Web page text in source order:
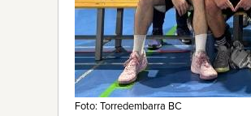
Foto: Torredembarra BC